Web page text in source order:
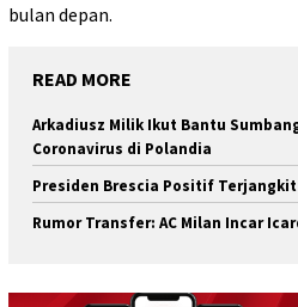
bulan depan.
READ MORE
Arkadiusz Milik Ikut Bantu
Coronavirus di Polandia
Presiden Brescia Positif Terjangkit
Rumor Transfer: AC Milan Incar